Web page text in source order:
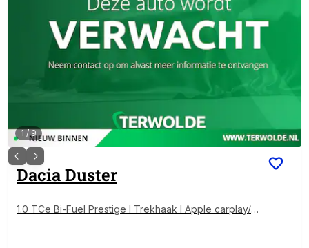
1 /9
DaciaDuster
1.0 TCe Bi-Fuel Prestige l Trekhaak l Apple carplay/A